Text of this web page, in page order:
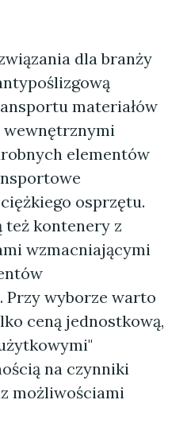
dla branży
materiałów
wewnętrznymi
elementów
osprzętu.
też kontenery z
wzmacniającymi
Przy wyborze warto
ceną jednostkową,
na czynniki
możliwościami